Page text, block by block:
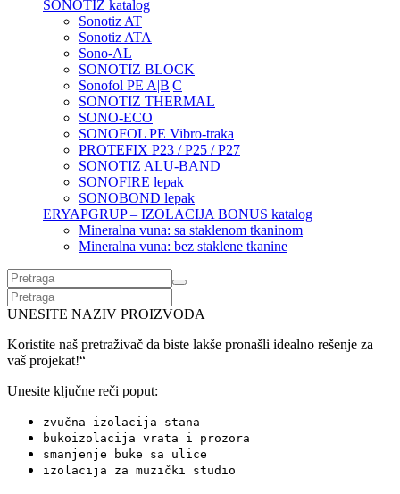
SONOTIZ katalog
Sonotiz AT
Sonotiz ATA
Sono-AL
SONOTIZ BLOCK
Sonofol PE A|B|C
SONOTIZ THERMAL
SONO-ECO
SONOFOL PE Vibro-traka
PROTEFIX P23 / P25 / P27
SONOTIZ ALU-BAND
SONOFIRE lepak
SONOBOND lepak
ERYAPGRUP – IZOLACIJA BONUS katalog
Mineralna vuna: sa staklenom tkaninom
Mineralna vuna: bez staklene tkanine
UNESITE NAZIV PROIZVODA
Koristite naš pretraživač da biste lakše pronašli idealno rešenje za
vaš projekat!“
Unesite ključne reči poput:
zvučna izolacija stana
bukoizolacija vrata i prozora
smanjenje buke sa ulice
izolacija za muzički studio